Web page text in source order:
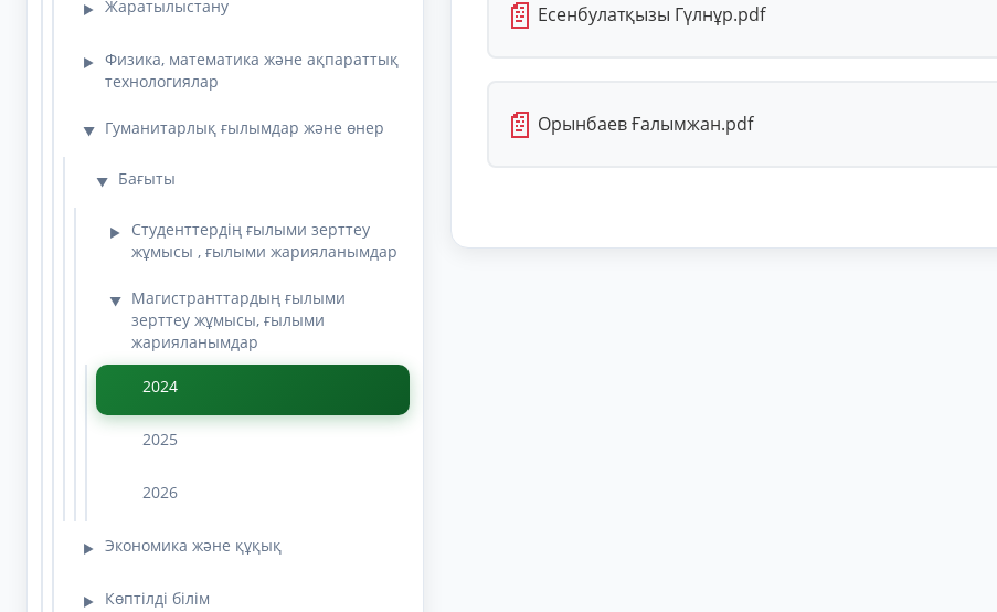
▶ Жаратылыстану
▶
Физика, математика және ақпараттық
технологиялар
▼ Гуманитарлық ғылымдар және өнер
▼ Бағыты
▶
Студенттердің ғылыми зерттеу
жұмысы , ғылыми жарияланымдар
▼
Магистранттардың ғылыми
зерттеу жұмысы, ғылыми
жарияланымдар
2024
2025
2026
▶ Экономика және құқық
▶ Көптілді білім
📄 Есенбулатқызы Гүлнұр.pdf
📄 Орынбаев Ғалымжан.pdf